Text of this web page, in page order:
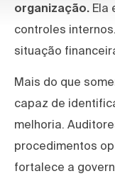
organização. Ela
controles
situação
Mais do que
capaz de
melhoria.
procedimentos
fortalece a